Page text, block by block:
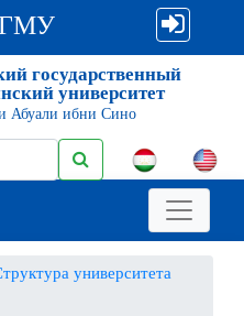
государственный
университет
Абуали ибни Сино
университета